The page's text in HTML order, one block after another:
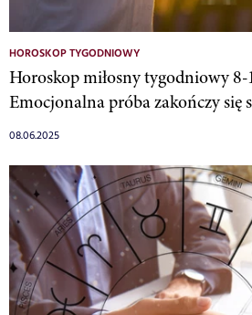
HOROSKOP TYGODNIOWY
Horoskop miłosny tygodniowy 8-
Emocjonalna próba zakończy się
08.06.2025